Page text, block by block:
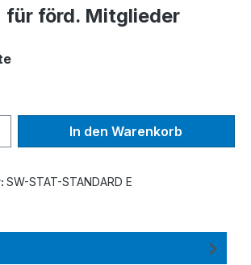
förd. Mitglieder
auswählen
Gib den
In den Warenkorb
SW-STAT-STANDARD E